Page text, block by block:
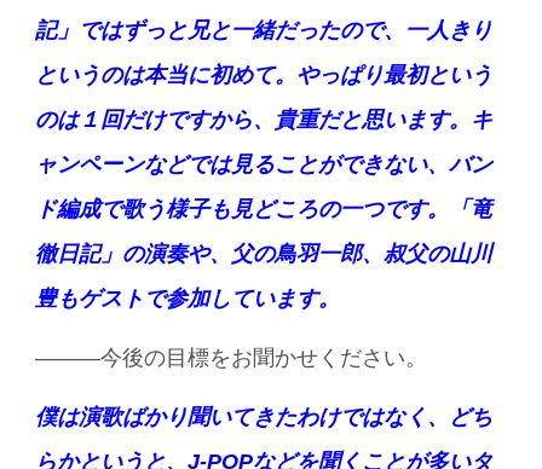
記」ではずっと兄と一緒だったので、一人きり
というのは本当に初めて。やっぱり最初という
のは１回だけですから、貴重だと思います。キ
ャンペーンなどでは見ることができない、バン
ド編成で歌う様子も見どころの一つです。「竜
徹日記」の演奏や、父の鳥羽一郎、叔父の山川
豊もゲストで参加しています。
———今後の目標をお聞かせください。
僕は演歌ばかり聞いてきたわけではなく、どち
らかというと、J-POPなどを聞くことが多いタ